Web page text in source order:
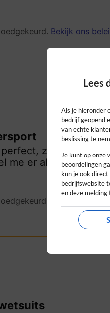
Bekijk ons
zijn stijlvol
me er altijd
Lees
Als je hieronder
bedrijf geopend
van echte
beslissing te
Je kunt op onze
beoordelingen
kun je ook
bedrijfswebsite
en deze melding